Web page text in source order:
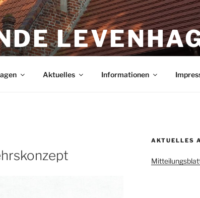
Aktuelles Informationen
AKTUELLES